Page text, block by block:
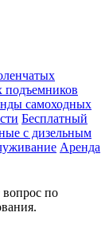
подъемников
самоходных
Бесплатный
с дизельным
Аренда
по